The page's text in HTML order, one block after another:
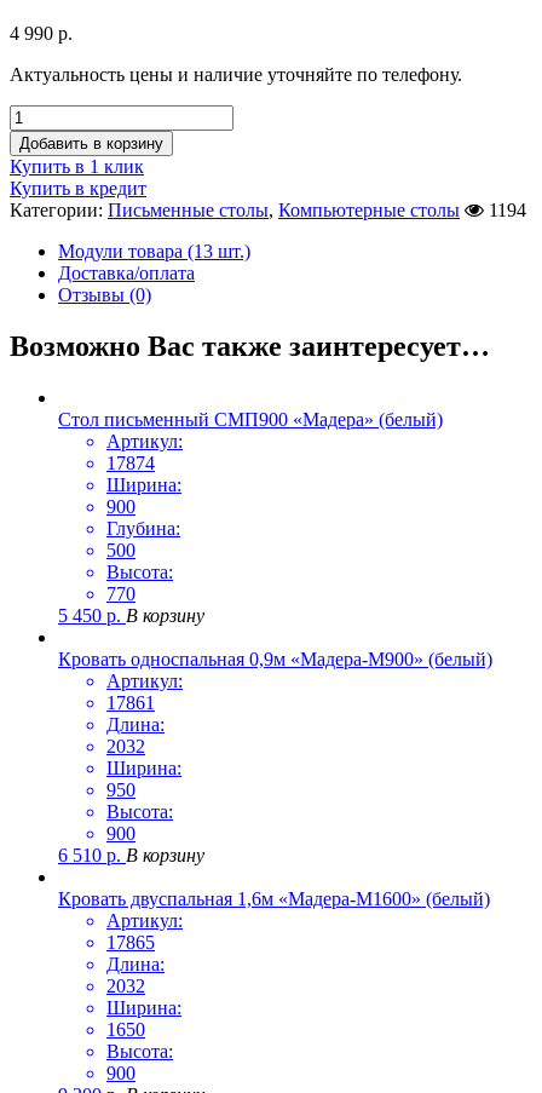
4 990 р.
Актуальность цены и наличие уточняйте по телефону.
Добавить в корзину
Купить в 1 клик
Купить в кредит
Категории: Письменные столы, Компьютерные столы
1194
Модули товара (13 шт.)
Доставка/оплата
Отзывы (0)
Возможно Вас также заинтересует…
Стол письменный СМП900 «Мадера» (белый)
Артикул:
17874
Ширина:
900
Глубина:
500
Высота:
770
5 450 р. В корзину
Кровать односпальная 0,9м «Мадера-М900» (белый)
Артикул:
17861
Длина:
2032
Ширина:
950
Высота:
900
6 510 р. В корзину
Кровать двуспальная 1,6м «Мадера-М1600» (белый)
Артикул:
17865
Длина:
2032
Ширина:
1650
Высота:
900